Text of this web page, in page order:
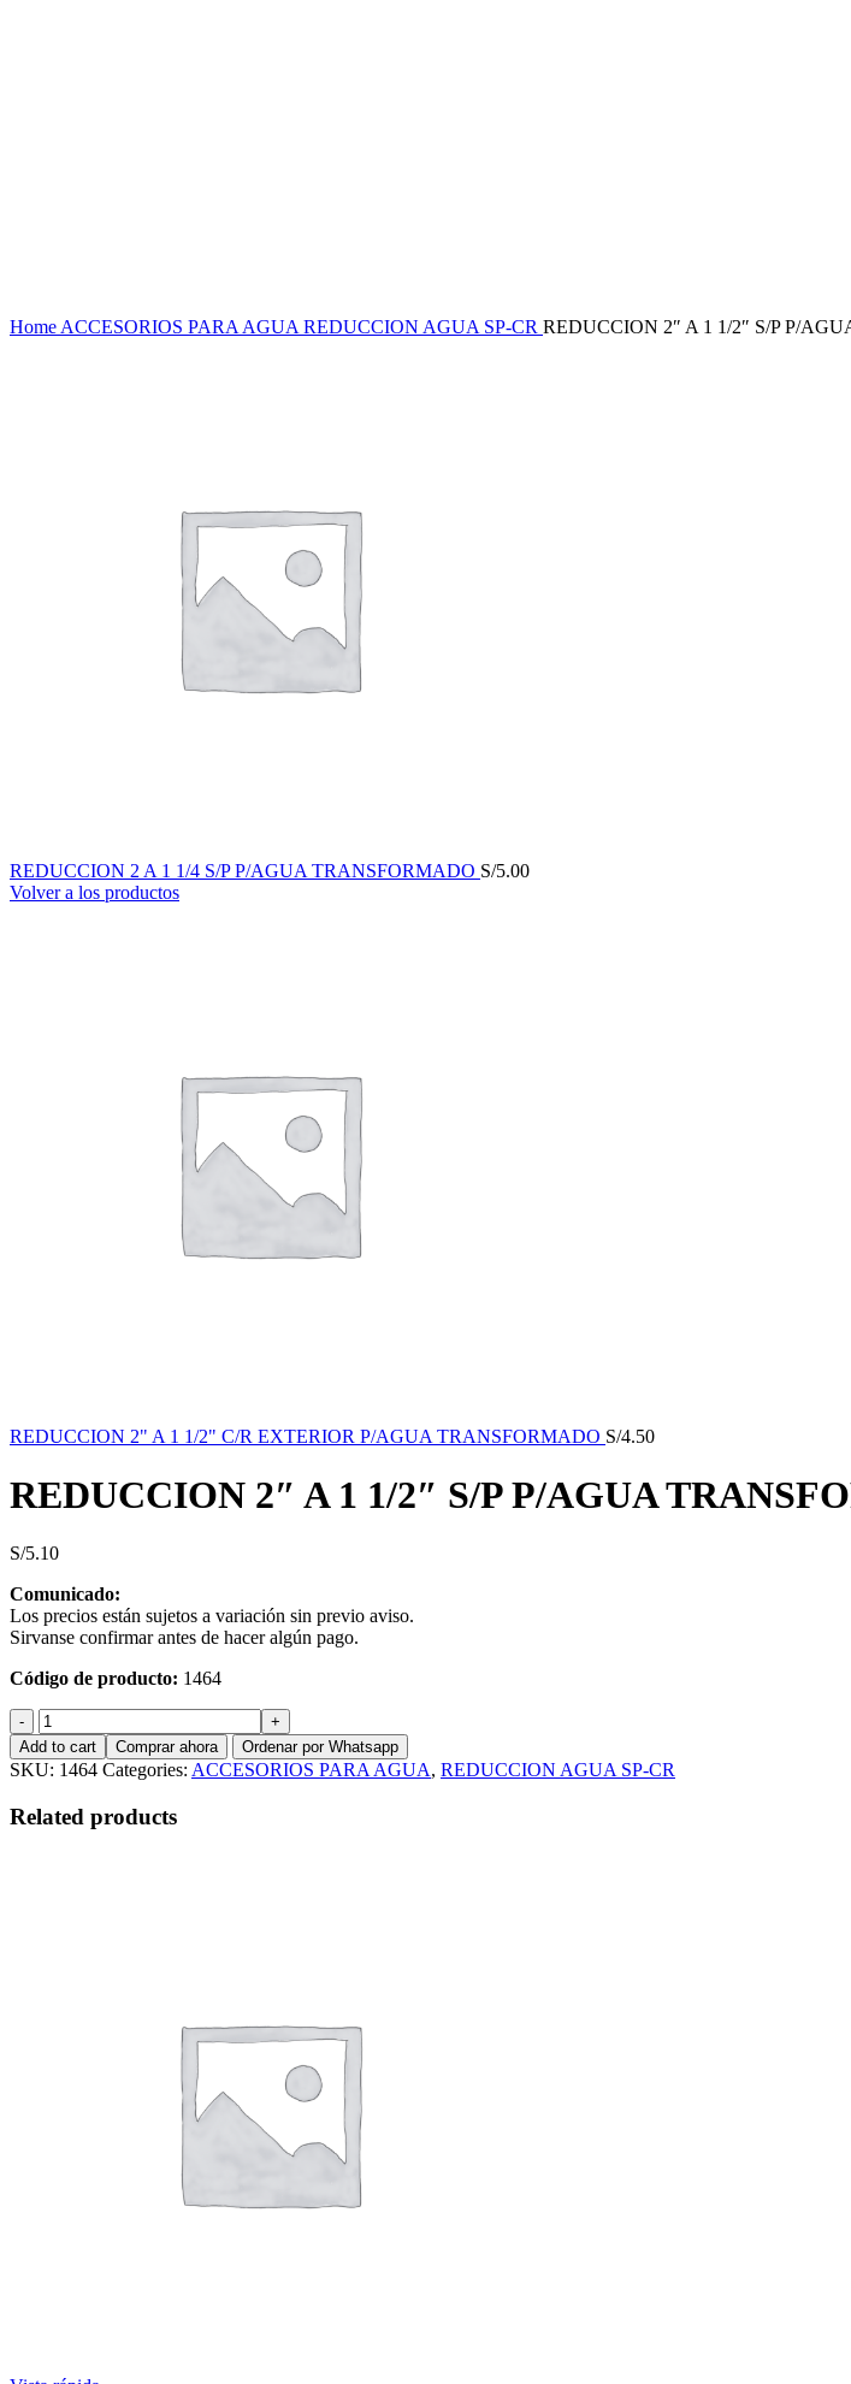
Home ACCESORIOS PARA AGUA REDUCCION AGUA SP-CR REDUCCION 2″ A 1 1/2″ S/P P/
REDUCCION 2 A 1 1/4 S/P P/AGUA TRANSFORMADO S/5.00
Volver a los productos
REDUCCION 2" A 1 1/2" C/R EXTERIOR P/AGUA TRANSFORMADO S/4.50
REDUCCION 2″ A 1 1/2″ S/P P/AGUA
S/5.10
Comunicado:
Los precios están sujetos a variación sin previo aviso.
Sirvanse confirmar antes de hacer algún pago.
Código de producto: 1464
REDUCCION
2"
A
1
1/2"
S/P
Add to cart Comprar ahora Ordenar por Whatsapp
SKU: 1464 Categories: ACCESORIOS PARA AGUA, REDUCCION AGUA SP-CR
Related products